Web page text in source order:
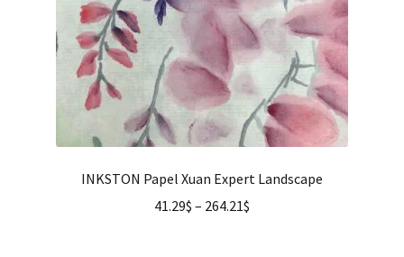
INKSTON Papel Xuan Expert Landscape
41.29$ – 264.21$